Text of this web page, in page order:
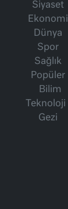
Siyaset
Ekonomi
Dünya
Spor
Sağlık
Popüler
Bilim
Teknoloji
Gezi